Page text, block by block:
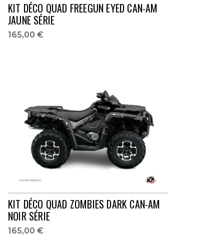
KIT DÉCO QUAD FREEGUN EYED CAN-AM
JAUNE SÉRIE
165,00 €
KIT DÉCO QUAD ZOMBIES DARK CAN-AM
NOIR SÉRIE
165,00 €